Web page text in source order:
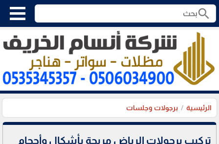
search
الرئيسية برجولات وجلسات
تركيب برجولات الرياض مريحة بأشكال وأحجام